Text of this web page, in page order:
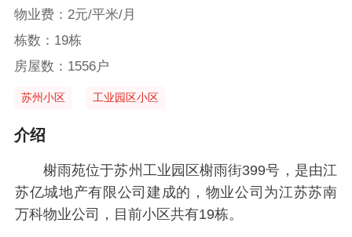
物业费：2元/平米/月
栋数：19栋
房屋数：1556户
苏州小区 工业园区小区
介绍
榭雨苑位于苏州工业园区榭雨街399号，是由江
苏亿城地产有限公司建成的，物业公司为江苏苏南
万科物业公司，目前小区共有19栋。